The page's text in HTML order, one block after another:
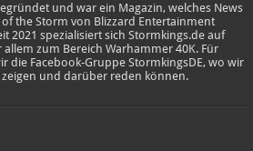
und war ein Magazin, welches News
the Storm von Blizzard Entertainment
2021 spezialisiert sich Stormkings.de auf
zum Bereich Warhammer 40K. Für
die Facebook-Gruppe StormkingsDE, wo wir
und darüber reden können.